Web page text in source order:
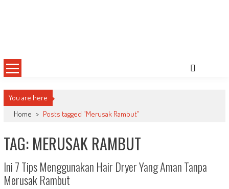
You are here
Home > Posts tagged "Merusak Rambut"
TAG: MERUSAK RAMBUT
Ini 7 Tips Menggunakan Hair Dryer Yang Aman Tanpa
Merusak Rambut